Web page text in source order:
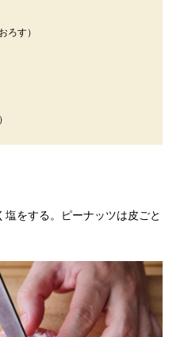
ろす）
をする。ピーナッツは皮ごと